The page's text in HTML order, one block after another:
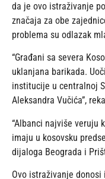
da je ovo istraživanje
značaja za obe
problema su odlazak
“Građani sa severa
uklanjana barikada.
institucije u centralnoj
Aleksandra Vučića”,
“Albanci najviše veruju
imaju u kosovsku
dijaloga Beograda i
Ovo istraživanje